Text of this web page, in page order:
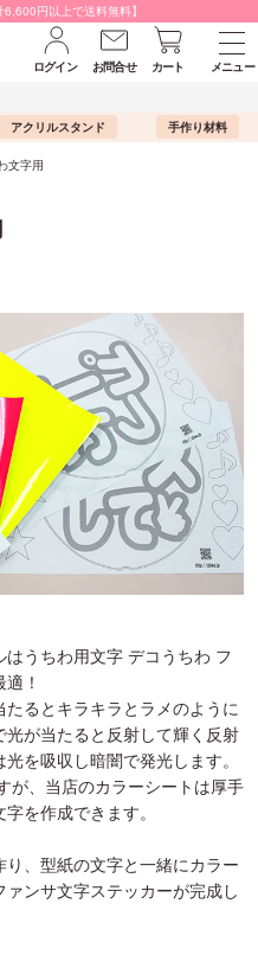
円以上で送料無料】
ログイン お問合せ カート
メニュー
アクリルスタンド 手作り材料
文字用
うちわ用文字 デコうちわ フ
！
るとキラキラとラメのように
が当たると反射して輝く反射
を吸収し暗闇で発光します。
が、当店のカラーシートは厚手
を作成できます。
、型紙の文字と一緒にカラー
ンサ文字ステッカーが完成し